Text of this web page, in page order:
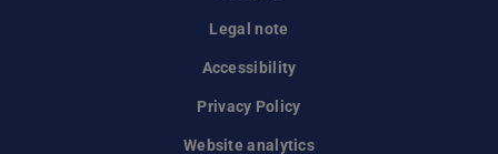
Legal note
Accessibility
Privacy Policy
Website analytics